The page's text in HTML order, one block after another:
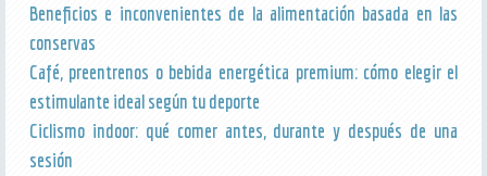
Beneficios e inconvenientes de la alimentación basada en las
conservas
Café, preentrenos o bebida energética premium: cómo elegir el
estimulante ideal según tu deporte
Ciclismo indoor: qué comer antes, durante y después de una
sesión